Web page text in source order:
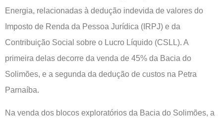
Energia, relacionadas à dedução indevida de valores do
Imposto de Renda da Pessoa Jurídica (IRPJ) e da
Contribuição Social sobre o Lucro Líquido (CSLL). A
primeira delas decorre da venda de 45% da Bacia do
Solimões, e a segunda da dedução de custos na Petra
Parnaíba.
Na venda dos blocos exploratórios da Bacia do Solimões, a